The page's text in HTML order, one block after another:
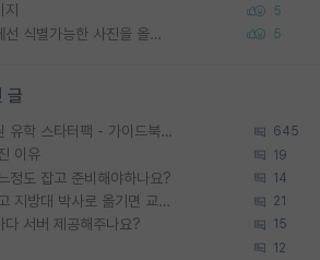
5
정보보안 연구하는 입장에선 식별가능한 사진을 올리는건 비추이긴함 5
글
[무료] 2026 미국 대학원 유학 스타터팩 - 가이드북 & 합격자 컨택메일 템플릿 645
이유 19
정도 잡고 준비해야하나요? 14
SSH 박사과정을 그만두고 지방대 박사로 옮기면 교수의 꿈은 끝일까요? 21
다 서버 제공해주나요? 15
12